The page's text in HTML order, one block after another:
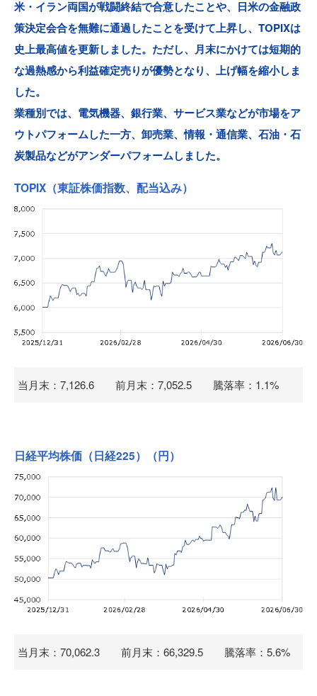
米・イラン両国が戦闘終結で合意したことや、日米の金融政
策決定会合を無難に通過したことを受けて上昇し、TOPIXは
史上最高値を更新しました。ただし、月末にかけては短期的
な過熱感から利益確定売りが優勢となり、上げ幅を縮小しま
した。
業種別では、電気機器、銀行業、サービス業などが市場をア
ウトパフォームした一方、卸売業、情報・通信業、石油・石
炭製品などがアンダーパフォームしました。
TOPIX（東証株価指数、配当込み）
当月末：7,126.6 前月末：7,052.5 騰落率：1.1%
日経平均株価（日経225）（円）
当月末：70,062.3 前月末：66,329.5 騰落率：5.6%